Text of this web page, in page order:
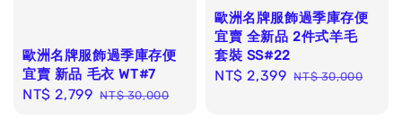
歐洲名牌服飾過季庫存便
宜賣 新品 毛衣 WT#7
Sale
NT$ 2,799 Regular
NT$ 30,000
歐洲名牌服飾過季庫存便
宜賣 全新品 2件式羊毛
套裝 SS#22
Sale
NT$ 2,399 Regular
NT$ 30,000